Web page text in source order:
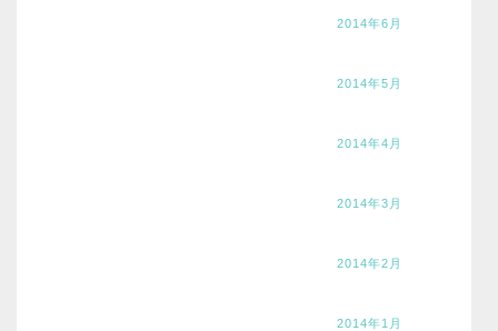
2014年6月
2014年5月
2014年4月
2014年3月
2014年2月
2014年1月